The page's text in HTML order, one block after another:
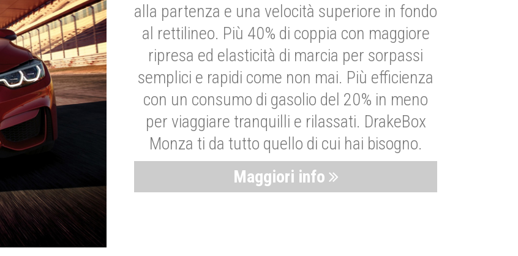
alla partenza e una velocità superiore in fondo
al rettilineo. Più 40% di coppia con maggiore
ripresa ed elasticità di marcia per sorpassi
semplici e rapidi come non mai. Più efficienza
con un consumo di gasolio del 20% in meno
per viaggiare tranquilli e rilassati. DrakeBox
Monza ti da tutto quello di cui hai bisogno.
Maggiori info